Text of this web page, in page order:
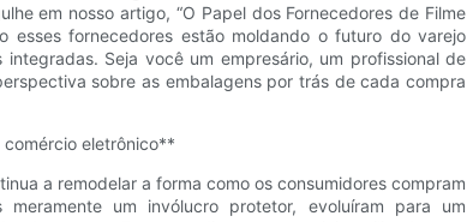
em nosso artigo, “O Papel dos Fornecedores de Filme
esses fornecedores estão moldando o futuro do varejo
Seja você um empresário, um profissional de
sobre as embalagens por trás de cada compra
eletrônico**
a remodelar a forma como os consumidores compram
um invólucro protetor, evoluíram para um